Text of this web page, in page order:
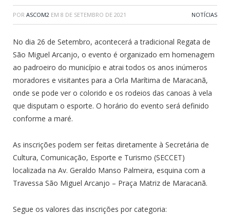
POR ASCOM2 EM 8 DE SETEMBRO DE 2021 NOTÍCIAS
No dia 26 de Setembro, acontecerá a tradicional Regata de
São Miguel Arcanjo, o evento é organizado em homenagem
ao padroeiro do município e atrai todos os anos inúmeros
moradores e visitantes para a Orla Marítima de Maracanã,
onde se pode ver o colorido e os rodeios das canoas à vela
que disputam o esporte. O horário do evento será definido
conforme a maré.
As inscrições podem ser feitas diretamente à Secretária de
Cultura, Comunicação, Esporte e Turismo (SECCET)
localizada na Av. Geraldo Manso Palmeira, esquina com a
Travessa São Miguel Arcanjo – Praça Matriz de Maracanã.
Segue os valores das inscrições por categoria: